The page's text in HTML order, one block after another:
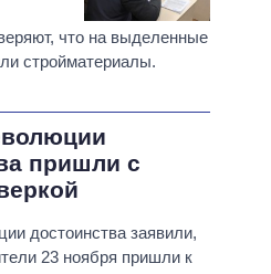
что на выделенные
стройматериалы.
пришли с
достоинства заявили,
23 ноября пришли к